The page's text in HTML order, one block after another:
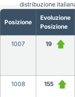
Posizione
Evoluzione
Posizione
1007 19
1008 155
distribuzione